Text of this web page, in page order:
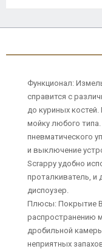
Функционал:
справится с
до куриных
мойку любого
пневматического
и выключение
Scrappy удобно
проталкиватель, и
диспоузер.
Плюсы: Покрытие
распространению
дробильной
неприятных